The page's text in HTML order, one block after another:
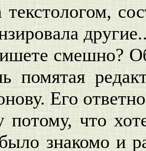
текстологом,
смешно?
помятая
Его
потому, что
знакомо и